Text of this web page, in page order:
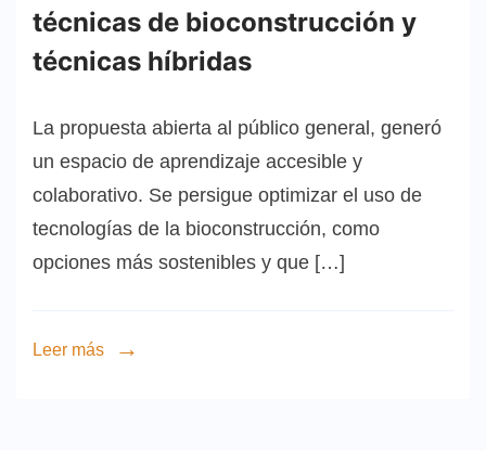
técnicas de bioconstrucción y
técnicas híbridas
La propuesta abierta al público general, generó
un espacio de aprendizaje accesible y
colaborativo. Se persigue optimizar el uso de
tecnologías de la bioconstrucción, como
opciones más sostenibles y que […]
Leer más